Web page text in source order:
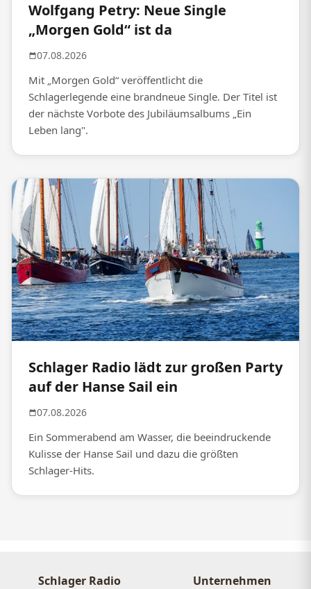
Wolfgang Petry: Neue Single
„Morgen Gold“ ist da
07.08.2026
Mit „Morgen Gold“ veröffentlicht die
Schlagerlegende eine brandneue Single. Der Titel ist
der nächste Vorbote des Jubiläumsalbums „Ein
Leben lang".
Schlager Radio lädt zur großen Party
auf der Hanse Sail ein
07.08.2026
Ein Sommerabend am Wasser, die beeindruckende
Kulisse der Hanse Sail und dazu die größten
Schlager-Hits.
Schlager Radio Unternehmen